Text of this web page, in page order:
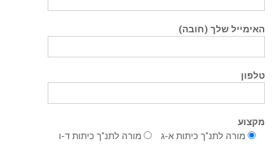
האימייל שלך (חובה)
טלפון
מקצוע
מורה לתנ"ך כיתות א-ג
מורה לתנ"ך כיתות ד-ו